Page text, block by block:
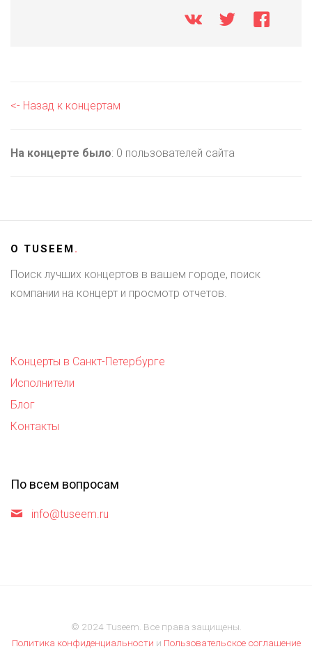
<- Назад к концертам
На концерте было: 0 пользователей сайта
О TUSEEM.
Поиск лучших концертов в вашем городе, поиск
компании на концерт и просмотр отчетов.
Концерты в Санкт-Петербурге
Исполнители
Блог
Контакты
По всем вопросам
info@tuseem.ru
© 2024 Tuseem. Все права защищены.
Политика конфиденциальности и Пользовательское соглашение